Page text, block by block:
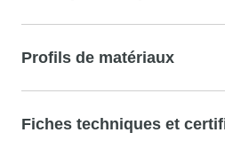
Profils de matériaux
Fiches techniques et